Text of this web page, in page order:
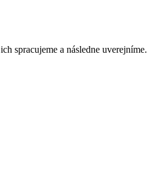
spracujeme a následne uverejníme.